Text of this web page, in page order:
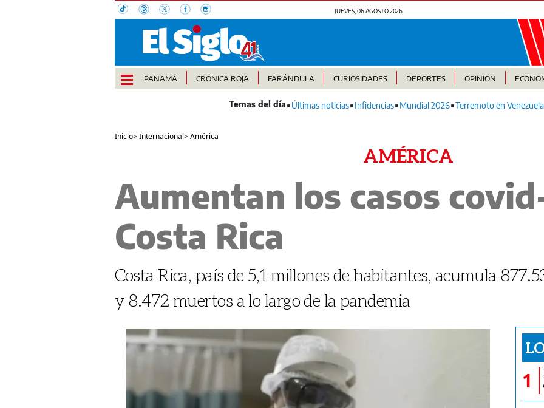
JUEVES, 06 AGOSTO 2026
PANAMÁ CRÓNICA ROJA FARÁNDULA CURIOSIDADES DEPORTES OPINIÓN
Últimas noticias Infidencias Mundial 2026 Terremoto en Venezuela
Inicio>Internacional>América
AMÉRICA
Aumentan los casos
Costa Rica
Costa Rica, país de 5,1 millones de habitantes, acumula
y 8.472 muertos a lo largo de la pandemia
1